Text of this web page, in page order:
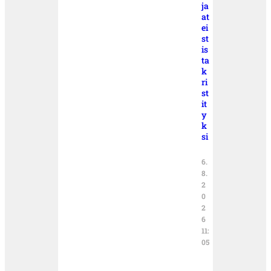
ja
at
ei
st
is
ta
k
ri
st
it
y
k
si
6.
8.
2
0
2
6
11:
05